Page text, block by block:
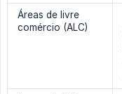
Áreas de livre
comércio (ALC)